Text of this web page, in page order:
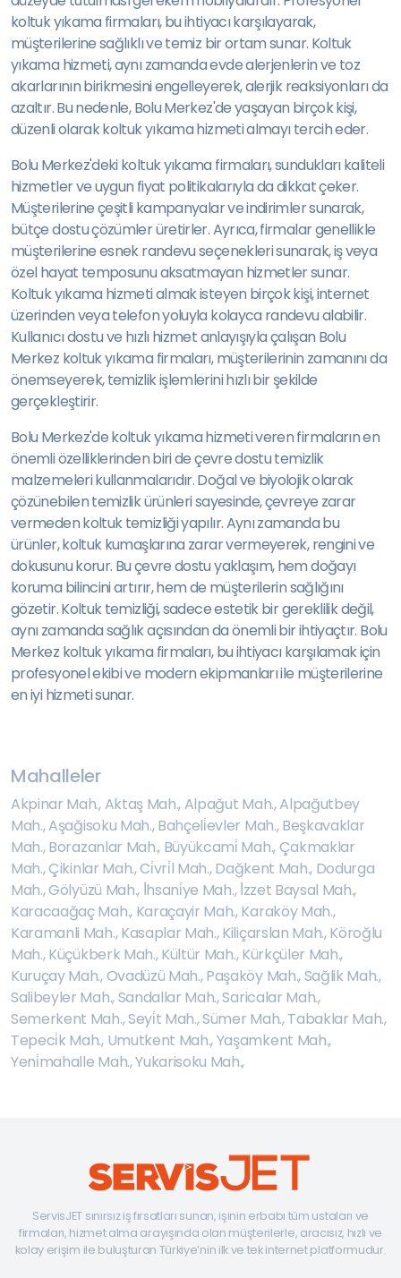
koltuk yıkama firmaları, bu ihtiyacı karşılayarak,
müşterilerine sağlıklı ve temiz bir ortam sunar. Koltuk
yıkama hizmeti, aynı zamanda evde alerjenlerin ve toz
akarlarının birikmesini engelleyerek, alerjik reaksiyonları da
azaltır. Bu nedenle, Bolu Merkez'de yaşayan birçok kişi,
düzenli olarak koltuk yıkama hizmeti almayı tercih eder.
Bolu Merkez'deki koltuk yıkama firmaları, sundukları kaliteli
hizmetler ve uygun fiyat politikalarıyla da dikkat çeker.
Müşterilerine çeşitli kampanyalar ve indirimler sunarak,
bütçe dostu çözümler üretirler. Ayrıca, firmalar genellikle
müşterilerine esnek randevu seçenekleri sunarak, iş veya
özel hayat temposunu aksatmayan hizmetler sunar.
Koltuk yıkama hizmeti almak isteyen birçok kişi, internet
üzerinden veya telefon yoluyla kolayca randevu alabilir.
Kullanıcı dostu ve hızlı hizmet anlayışıyla çalışan Bolu
Merkez koltuk yıkama firmaları, müşterilerinin zamanını da
önemseyerek, temizlik işlemlerini hızlı bir şekilde
gerçekleştirir.
Bolu Merkez'de koltuk yıkama hizmeti veren firmaların en
önemli özelliklerinden biri de çevre dostu temizlik
malzemeleri kullanmalarıdır. Doğal ve biyolojik olarak
çözünebilen temizlik ürünleri sayesinde, çevreye zarar
vermeden koltuk temizliği yapılır. Aynı zamanda bu
ürünler, koltuk kumaşlarına zarar vermeyerek, rengini ve
dokusunu korur. Bu çevre dostu yaklaşım, hem doğayı
koruma bilincini artırır, hem de müşterilerin sağlığını
gözetir. Koltuk temizliği, sadece estetik bir gereklilik değil,
aynı zamanda sağlık açısından da önemli bir ihtiyaçtır. Bolu
Merkez koltuk yıkama firmaları, bu ihtiyacı karşılamak için
profesyonel ekibi ve modern ekipmanları ile müşterilerine
en iyi hizmeti sunar.
Mahalleler
Akpinar Mah.,Aktaş Mah.,Alpağut Mah.,Alpağutbey
Mah.,Aşağisoku Mah.,Bahçeli̇evler Mah.,Beşkavaklar
Mah.,Borazanlar Mah., Büyükcami̇ Mah.,Çakmaklar
Mah.,Çikinlar Mah.,Ci̇vri̇l Mah.,Dağkent Mah., Dodurga
Mah.,Gölyüzü Mah., İ̇hsani̇ye Mah.,İ̇zzet Baysal Mah.,
Karacaağaç Mah., Karaçayir Mah.,Karaköy Mah.,
Karamanli Mah.,Kasaplar Mah.,Kiliçarslan Mah.,Köroğlu
Mah.,Küçükberk Mah.,Kültür Mah.,Kürkçüler Mah.,
Kuruçay Mah.,Ovadüzü Mah.,Paşaköy Mah.,Sağlik Mah.,
Salibeyler Mah.,Sandallar Mah.,Saricalar Mah.,
Semerkent Mah.,Seyi̇t Mah.,Sümer Mah.,Tabaklar Mah.,
Tepeci̇k Mah., Umutkent Mah.,Yaşamkent Mah.,
Yeni̇mahalle Mah.,Yukarisoku Mah.,
ServisJET sınırsız iş fırsatları sunan, işinin erbabı tüm ustaları ve
firmaları, hizmet alma arayışında olan müşterilerle, aracısız, hızlı ve
kolay erişim ile buluşturan Türkiye’nin ilk ve tek internet platformudur.